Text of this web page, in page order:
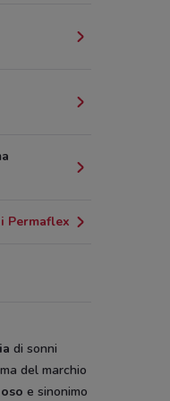
Permaflex
di sonni
del marchio
e sinonimo